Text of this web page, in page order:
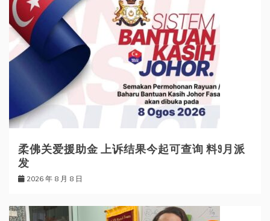
柔佛关爱援助金 上诉结果今起可查询 料9月派
发
2026 年 8 月 8 日